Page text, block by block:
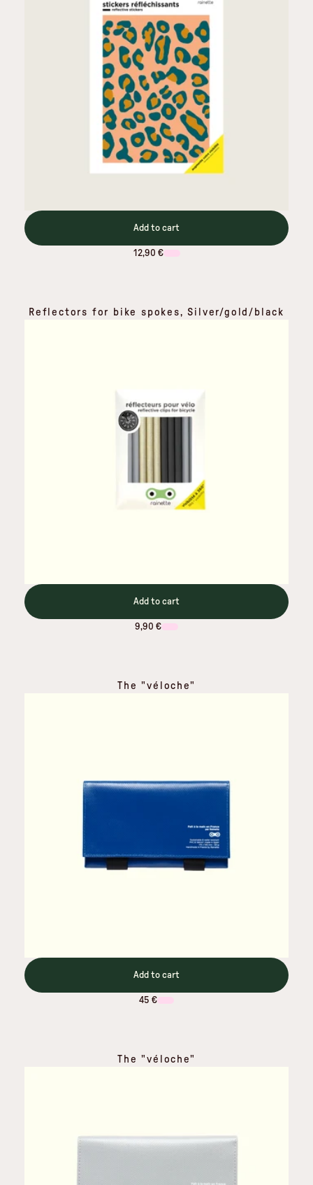
Add to cart
12,90 €
Reflectors for bike spokes, Silver/gold/black
Add to cart
9,90 €
The "véloche"
Add to cart
45 €
The "véloche"